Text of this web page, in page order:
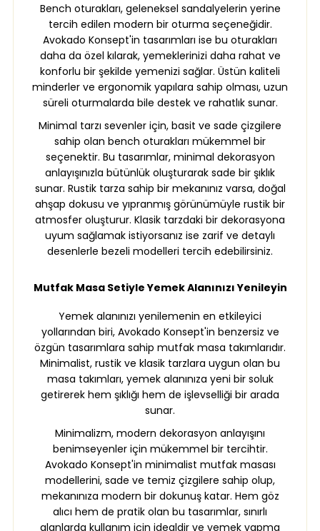
Bench oturakları, geleneksel sandalyelerin yerine
tercih edilen modern bir oturma seçeneğidir.
Avokado Konsept'in tasarımları ise bu oturakları
daha da özel kılarak, yemeklerinizi daha rahat ve
konforlu bir şekilde yemenizi sağlar. Üstün kaliteli
minderler ve ergonomik yapılara sahip olması, uzun
süreli oturmalarda bile destek ve rahatlık sunar.
Minimal tarzı sevenler için, basit ve sade çizgilere
sahip olan bench oturakları mükemmel bir
seçenektir. Bu tasarımlar, minimal dekorasyon
anlayışınızla bütünlük oluşturarak sade bir şıklık
sunar. Rustik tarza sahip bir mekanınız varsa, doğal
ahşap dokusu ve yıpranmış görünümüyle rustik bir
atmosfer oluşturur. Klasik tarzdaki bir dekorasyona
uyum sağlamak istiyorsanız ise zarif ve detaylı
desenlerle bezeli modelleri tercih edebilirsiniz.
Mutfak Masa Setiyle Yemek Alanınızı Yenileyin
Yemek alanınızı yenilemenin en etkileyici
yollarından biri, Avokado Konsept'in benzersiz ve
özgün tasarımlara sahip mutfak masa takımlarıdır.
Minimalist, rustik ve klasik tarzlara uygun olan bu
masa takımları, yemek alanınıza yeni bir soluk
getirerek hem şıklığı hem de işlevselliği bir arada
sunar.
Minimalizm, modern dekorasyon anlayışını
benimseyenler için mükemmel bir tercihtir.
Avokado Konsept'in minimalist mutfak masası
modellerini, sade ve temiz çizgilere sahip olup,
mekanınıza modern bir dokunuş katar. Hem göz
alıcı hem de pratik olan bu tasarımlar, sınırlı
alanlarda kullanım için idealdir ve yemek yapma